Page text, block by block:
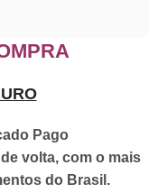
Pago
volta, com o mais
do Brasil.